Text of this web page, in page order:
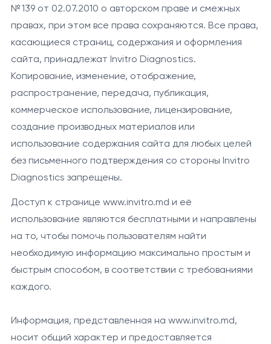
№ 139 от 02.07.2010 о авторском праве и смежных
правах, при этом все права сохраняются. Все права,
касающиеся страниц, содержания и оформления
сайта, принадлежат Invitro Diagnostics.
Копирование, изменение, отображение,
распространение, передача, публикация,
коммерческое использование, лицензирование,
создание производных материалов или
использование содержания сайта для любых целей
без письменного подтверждения со стороны Invitro
Diagnostics запрещены.
Доступ к странице www.invitro.md и её
использование являются бесплатными и направлены
на то, чтобы помочь пользователям найти
необходимую информацию максимально простым и
быстрым способом, в соответствии с требованиями
каждого.
Информация, представленная на www.invitro.md,
носит общий характер и предоставляется